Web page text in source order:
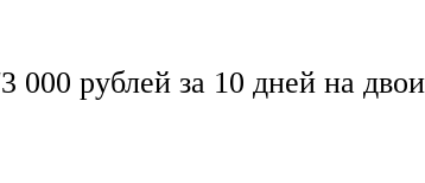
000 рублей за 10 дней на